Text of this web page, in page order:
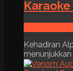
Kehadiran